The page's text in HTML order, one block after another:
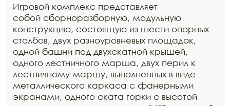
Игровой комплекс представляет
собой сборноразборную, модульную
конструкцию, состоящую из шести опорных
столбов, двух разноуровневых площадок,
одной башни под двухскатной крышей,
одного лестничного марша, двух перил к
лестничному маршу, выполненных в виде
металлического каркаса с фанерными
экранами, одного ската горки с высотой